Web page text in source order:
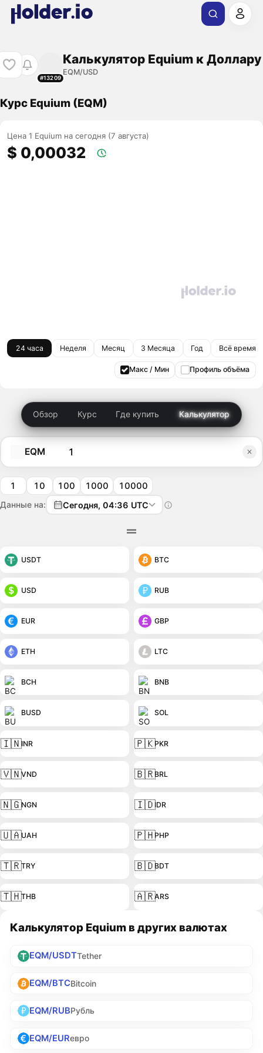
#13209
Калькулятор Equium к Доллару
EQM/USD
Курс Equium (EQM)
Цена 1 Equium на сегодня (7 августа)
$ 0,00032
24 часа Неделя Месяц 3 Месяца Год Всё время
Макс / Мин Профиль объёма
Обзор Курс Где купить Калькулятор
EQM
1 10 100 1000 10000
Данные на: Сегодня, 04:36 UTC
USDT BTC
USD RUB
EUR GBP
ETH LTC
BCH BNB
BUSD SOL
🇮🇳INR 🇵🇰PKR
🇻🇳VND 🇧🇷BRL
🇳🇬NGN 🇮🇩IDR
🇺🇦UAH 🇵🇭PHP
🇹🇷TRY 🇧🇩BDT
🇹🇭THB 🇦🇷ARS
Калькулятор Equium в других валютах
EQM/USDTTether
EQM/BTCBitcoin
EQM/RUBРубль
EQM/EURевро